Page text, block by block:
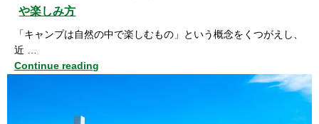
や楽しみ方
「キャンプは自然の中で楽しむもの」という概念をくつがえし、
近 …
Continue reading